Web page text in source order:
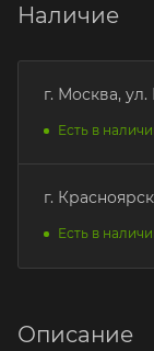
Наличие
г. Москва,
Есть в
г.
Есть в
Описание